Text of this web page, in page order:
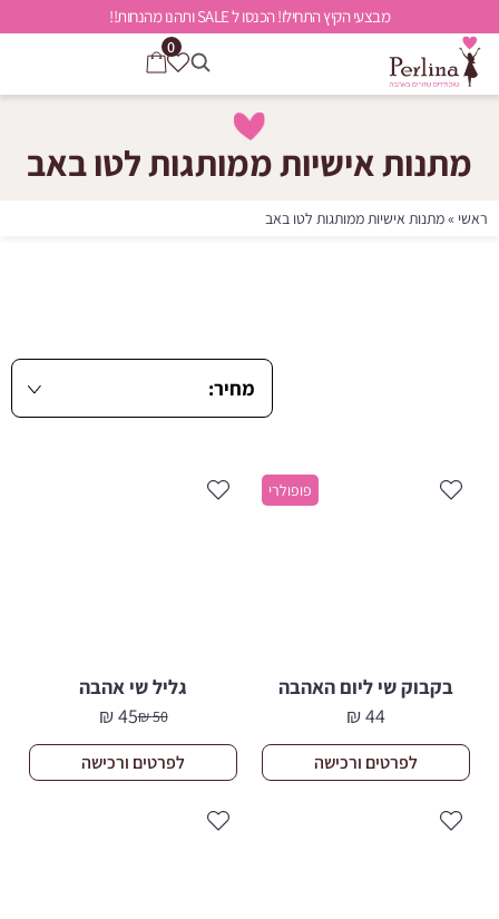
מבצעי הקיץ התחילו! הכנסו ל SALE ותהנו מהנחות!!
0
מתנות אישיות ממותגות לטו באב
ראשי »מתנות אישיות ממותגות לטו באב
פופולרי
בקבוק שי ליום האהבה
44
₪
לפרטים ורכישה
גליל שי אהבה
50
₪המחיר
המקורי
היה:
45
₪
המחיר
הנוכחי
הוא:
לפרטים ורכישה